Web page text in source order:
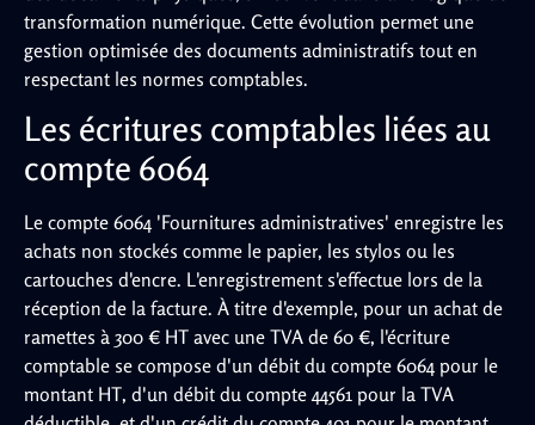
transformation numérique. Cette évolution permet une
gestion optimisée des documents administratifs tout en
respectant les normes comptables.
Les écritures comptables liées au
compte 6064
Le compte 6064 'Fournitures administratives' enregistre les
achats non stockés comme le papier, les stylos ou les
cartouches d'encre. L'enregistrement s'effectue lors de la
réception de la facture. À titre d'exemple, pour un achat de
ramettes à 300 € HT avec une TVA de 60 €, l'écriture
comptable se compose d'un débit du compte 6064 pour le
montant HT, d'un débit du compte 44561 pour la TVA